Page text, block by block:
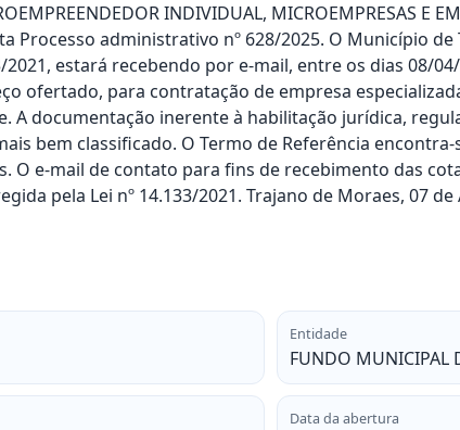
INDIVIDUAL, MICROEMPRESAS E
Processo administrativo nº 628/2025. O Município
estará recebendo por e-mail, entre os dias 08/
ofertado, para contratação de empresa
documentação inerente à habilitação jurídica,
bem classificado. O Termo de Referência
e-mail de contato para fins de recebimento das
pela Lei nº 14.133/2021. Trajano de Moraes, 07 de
Entidade
FUNDO MUNICIPAL
Data da abertura